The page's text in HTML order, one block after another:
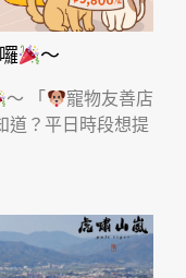
～
～ 「
寵物友善店
道？平日時段想提